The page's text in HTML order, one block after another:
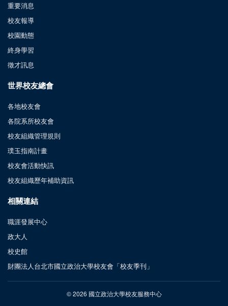
重要消息
校友報導
校園動態
終身學習
徵才訊息
世界校友總會
各地校友會
各院系所校友會
校友組織管理規則
璞玉指南計畫
校友會活動快訊
校友組織歷年補助資訊
相關連結
職涯發展中心
政大人
校史館
財團法人台北市國立政治大學校友會「校友季刊」
© 2026 國立政治大學校友服務中心